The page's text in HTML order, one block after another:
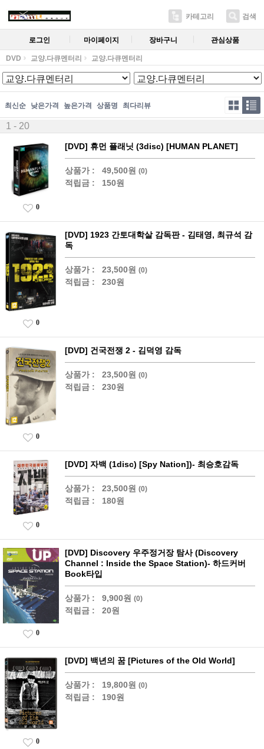
카테고리 검색
로그인 마이페이지 장바구니 관심상품
DVD 교양.다큐멘터리 교양.다큐멘터리
최신순 낮은가격 높은가격 상품명 최다리뷰
1 - 20
[DVD] 휴먼 플래닛 (3disc) [HUMAN PLANET]
상품가 : 49,500원 (0)
적립금 : 150원
0
[DVD] 1923 간토대학살 감독판 - 김태영, 최규석 감
독
상품가 : 23,500원 (0)
적립금 : 230원
0
[DVD] 건국전쟁 2 - 김덕영 감독
상품가 : 23,500원 (0)
적립금 : 230원
0
[DVD] 자백 (1disc) [Spy Nation])- 최승호감독
상품가 : 23,500원 (0)
적립금 : 180원
0
[DVD] Discovery 우주정거장 탐사 (Discovery
Channel : Inside the Space Station)- 하드커버
Book타입
상품가 : 9,900원 (0)
적립금 : 20원
0
[DVD] 백년의 꿈 [Pictures of the Old World]
상품가 : 19,800원 (0)
적립금 : 190원
0